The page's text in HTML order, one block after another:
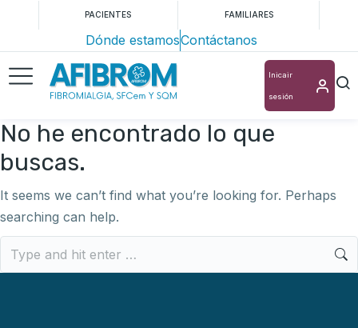
PACIENTES FAMILIARES
Dónde estamosContáctanos
Inicair
sesión
No he encontrado lo que
buscas.
It seems we can’t find what you’re looking for. Perhaps
searching can help.